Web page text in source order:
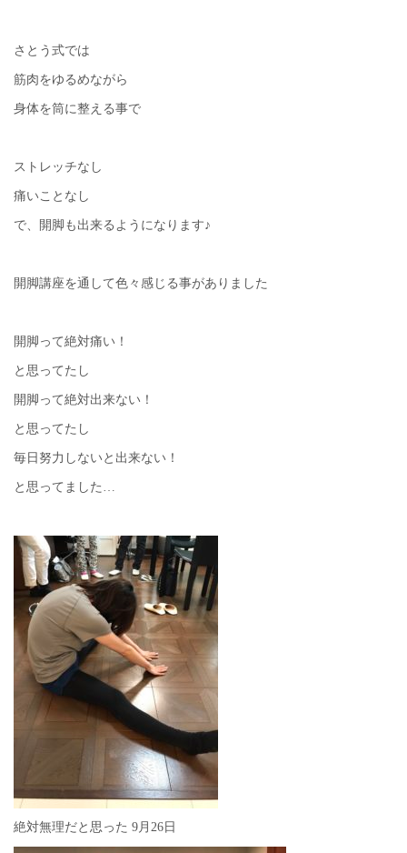
さとう式では
筋肉をゆるめながら
身体を筒に整える事で
ストレッチなし
痛いことなし
で、開脚も出来るようになります♪
開脚講座を通して色々感じる事がありました
開脚って絶対痛い！
と思ってたし
開脚って絶対出来ない！
と思ってたし
毎日努力しないと出来ない！
と思ってました…
絶対無理だと思った 9月26日